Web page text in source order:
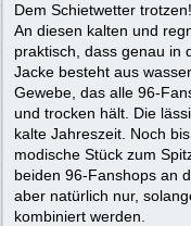
Dem Schietwetter trotzen!
An diesen kalten und
praktisch, dass genau in
Jacke besteht aus
Gewebe, das alle 96-
und trocken hält. Die
kalte Jahreszeit. Noch
modische Stück zum
beiden 96-Fanshops an
aber natürlich nur,
kombiniert werden.